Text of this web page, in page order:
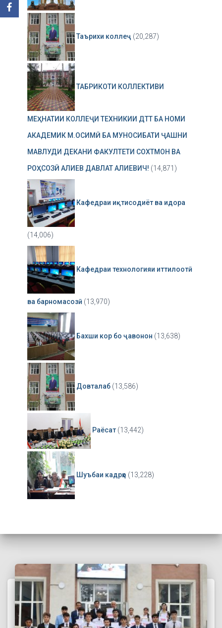
Таърихи коллеҷ (20,287)
ТАБРИКОТИ КОЛЛЕКТИВИ
МЕҲНАТИИ КОЛЛЕҶИ ТЕХНИКИИ ДТТ БА НОМИ
АКАДЕМИК М.ОСИМӢ БА МУНОСИБАТИ ҶАШНИ
МАВЛУДИ ДЕКАНИ ФАКУЛТЕТИ СОХТМОН ВА
РОҲСОЗӢ АЛИЕВ ДАВЛАТ АЛИЕВИЧ! (14,871)
Кафедраи иқтисодиёт ва идора
(14,006)
Кафедраи технологияи иттилоотӣ
ва барномасозӣ (13,970)
Бахши кор бо ҷавонон (13,638)
Довталаб (13,586)
Раёсат (13,442)
Шуъбаи кадрҳо (13,228)